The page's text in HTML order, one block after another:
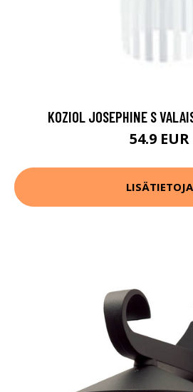
KOZIOL JOSEPHINE S
54.9 EUR
LISÄTIETOJA